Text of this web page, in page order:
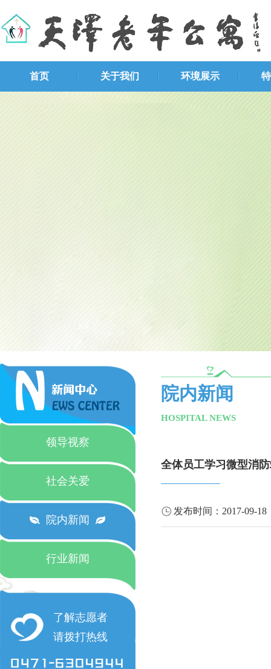
首页 关于我们 环境展示
领导视察
社会关爱
院内新闻
行业新闻
了解志愿者
请拨打热线
院内新闻
HOSPITAL NEWS
全体员工学习微型消
发布时间： 2017-09-18